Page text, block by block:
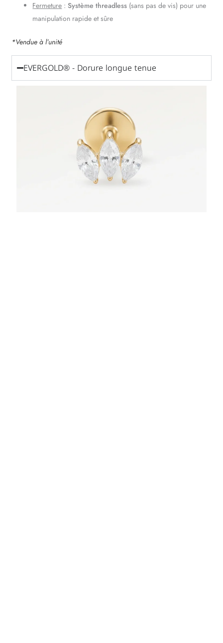
Fermeture :Système threadless (sans pas de vis) pour une
manipulation rapide et sûre
*Vendue à l’unité
EVERGOLD® - Dorure longue tenue